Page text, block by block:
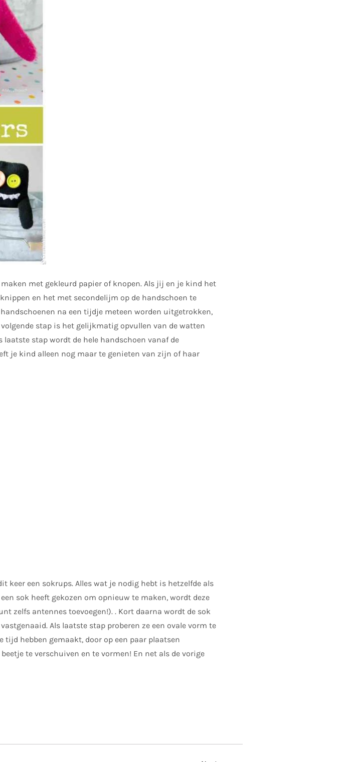
met gekleurd papier of knopen. Als jij en je kind het
en het met secondelijm op de handschoen te
na een tijdje meteen worden uitgetrokken,
stap is het gelijkmatig opvullen van de watten
stap wordt de hele handschoen vanaf de
je kind alleen nog maar te genieten van zijn of haar
keer een sokrups. Alles wat je nodig hebt is hetzelfde als
sok heeft gekozen om opnieuw te maken, wordt deze
zelfs antennes toevoegen!). . Kort daarna wordt de sok
Als laatste stap proberen ze een ovale vorm te
tijd hebben gemaakt, door op een paar plaatsen
te verschuiven en te vormen! En net als de vorige